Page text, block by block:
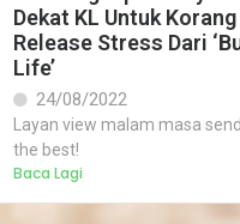
Dekat KL Untuk Korang
Release Stress Dari
Life’
24/08/2022
Layan view malam masa
the best!
Baca Lagi